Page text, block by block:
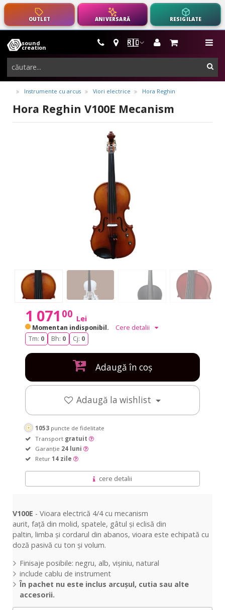
OUTLET ANIVERSARĂ RESIGILATE
🇷🇴
sound
creation
instrumente
muzicale,
echipamente
pro-
audio
Instrumente cu arcus Viori electrice Hora Reghin
Hora Reghin V100E Mecanism
1 071 00 Lei
Momentan indisponibil.
Cere detalii
Tm: 0 Bh: 0 Cj: 0
Adaugă în coș
Adaugă la wishlist
1053 puncte de fidelitate
Transport gratuit
Garanție 24 luni
Retur 14 zile
cere detalii
V100E - Vioara electrică 4/4 cu mecanism
aurit, față din molid, spatele, gâtul şi eclisă din
paltin, limba și cordarul din abanos, vioara este echipată cu
doză pasivă cu ton și volum.
Finisaje posibile: negru, alb, vișiniu, natural
include cablu de instrument
În pachet nu este inclus arcușul, cutia sau alte
accesorii.